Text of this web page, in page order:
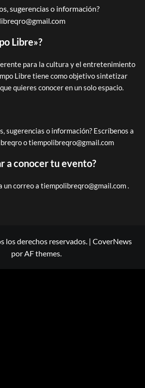
sugerencias o información?
Libre»?
para la cultura y el entretenimiento
Libre tiene como objetivo sintetizar
quieres conocer en un solo espacio.
sugerencias o información? Escríbenos a
otiempolibreqro@gmail.com
a conocer tu evento?
un correo a tiempolibreqro@gmail.com
los derechos reservados. | CoverNews
por AF themes.